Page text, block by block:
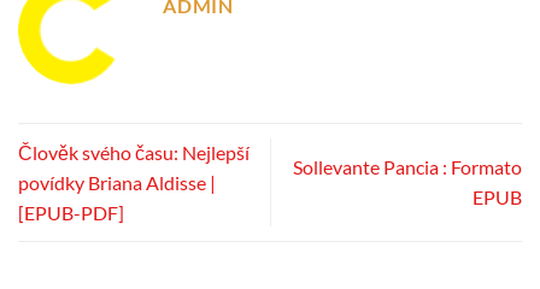
ADMIN
Člověk svého času: Nejlepší
povídky Briana Aldisse |
[EPUB-PDF]
Sollevante Pancia : Formato
EPUB